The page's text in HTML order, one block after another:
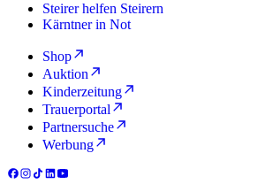
Steirer helfen Steirern
Kärntner in Not
Shop
Auktion
Kinderzeitung
Trauerportal
Partnersuche
Werbung